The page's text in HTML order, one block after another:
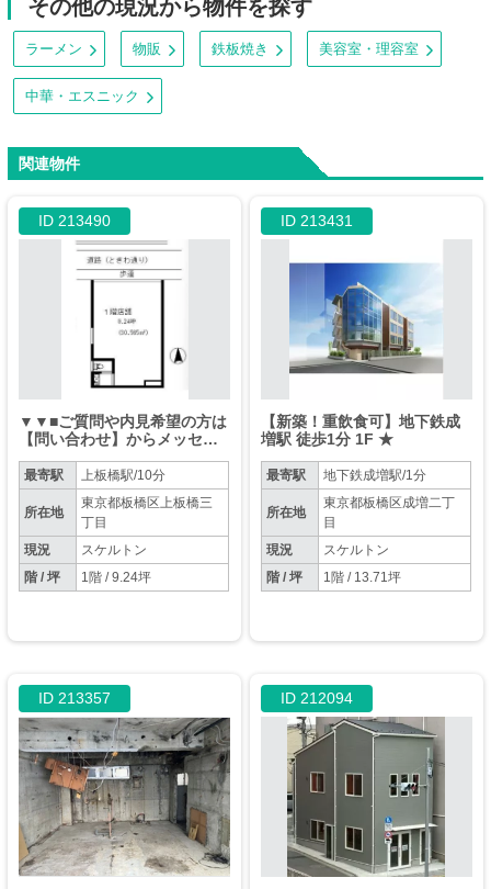
その他の現況から物件を探す
ラーメン 物販 鉄板焼き 美容室・理容室
中華・エスニック
関連物件
ID 213490
▼▼■ご質問や内見希望の方は
【問い合わせ】からメッセー
電話はお控えください。
最寄駅 上板橋駅/10分
所在地
東京都板橋区上板橋三
丁目
現況
スケルトン
階 / 坪
1階 / 9.24坪
ID 213431
【新築！重飲食可】地下鉄成
増駅 徒歩1分 1F ★
最寄駅 地下鉄成増駅/1分
所在地
東京都板橋区成増二丁
目
現況
スケルトン
階 / 坪
1階 / 13.71坪
ID 213357 ID 212094